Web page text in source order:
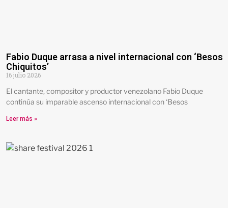
Fabio Duque arrasa a nivel internacional con ‘Besos
Chiquitos’
16 julio 2026
El cantante, compositor y productor venezolano Fabio Duque
continúa su imparable ascenso internacional con ‘Besos
Leer más »